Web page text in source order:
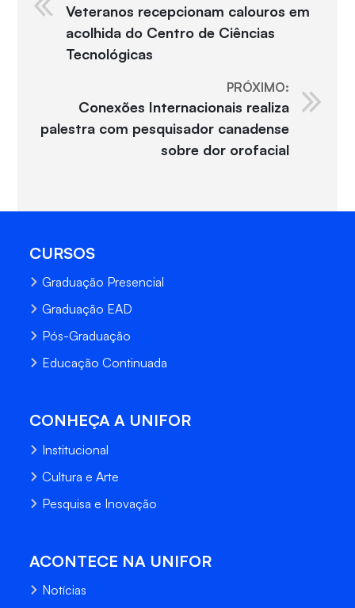
Veteranos recepcionam calouros em
acolhida do Centro de Ciências
Tecnológicas
PRÓXIMO:
Conexões Internacionais realiza
palestra com pesquisador canadense
sobre dor orofacial
CURSOS
Graduação Presencial
Graduação EAD
Pós-Graduação
Educação Continuada
CONHEÇA A UNIFOR
Institucional
Cultura e Arte
Pesquisa e Inovação
ACONTECE NA UNIFOR
Notícias